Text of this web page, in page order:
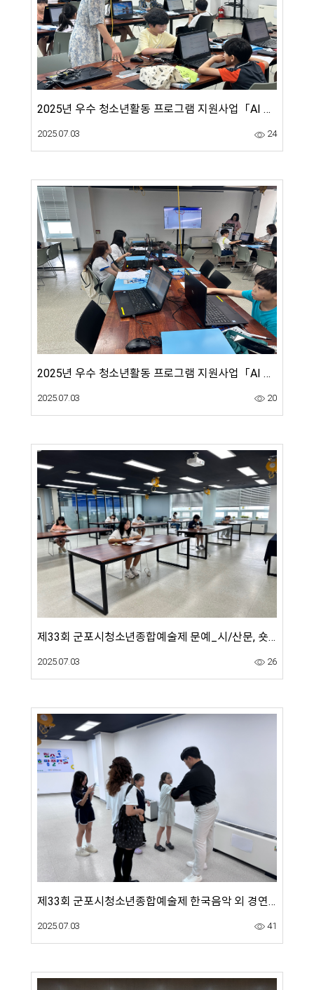
2025년 우수 청소년활동 프로그램 지원사업「AI 동화 창작연구소 'AI 동화 랩'」6월 3회차
2025.07.03 24
2025년 우수 청소년활동 프로그램 지원사업「AI 동화 창작연구소 'AI 동화 랩'」5월 4회차
2025.07.03 20
제33회 군포시청소년종합예술제 문예_시/산문, 숏폼 경연대회(5.31)
2025.07.03 26
제33회 군포시청소년종합예술제 한국음악 외 경연순서 설정 사전 모임(5.31)
2025.07.03 41